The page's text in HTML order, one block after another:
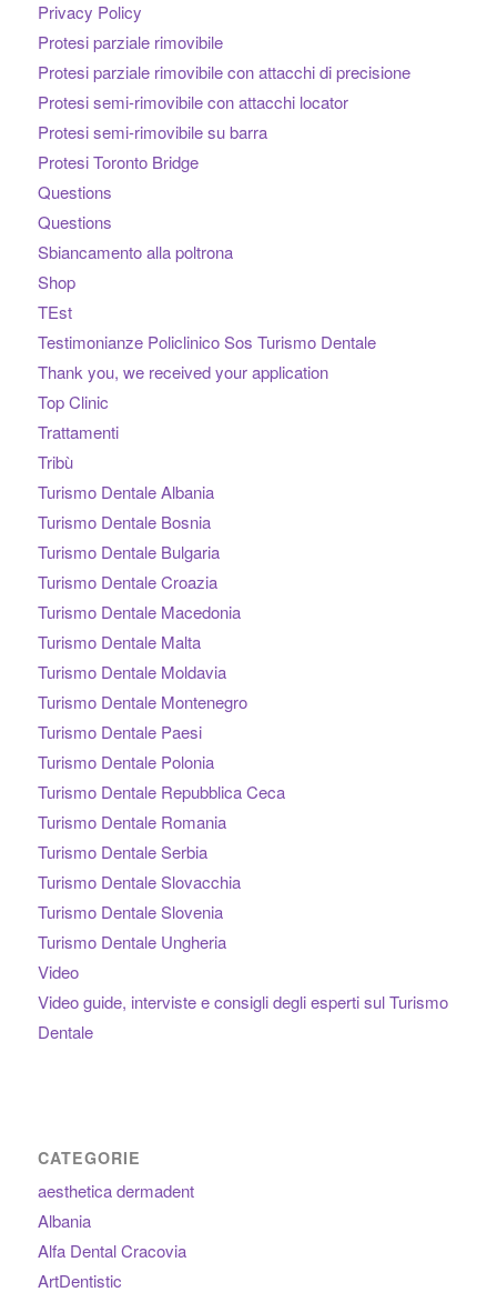
Privacy Policy
Protesi parziale rimovibile
Protesi parziale rimovibile con attacchi di precisione
Protesi semi-rimovibile con attacchi locator
Protesi semi-rimovibile su barra
Protesi Toronto Bridge
Questions
Questions
Sbiancamento alla poltrona
Shop
TEst
Testimonianze Policlinico Sos Turismo Dentale
Thank you, we received your application
Top Clinic
Trattamenti
Tribù
Turismo Dentale Albania
Turismo Dentale Bosnia
Turismo Dentale Bulgaria
Turismo Dentale Croazia
Turismo Dentale Macedonia
Turismo Dentale Malta
Turismo Dentale Moldavia
Turismo Dentale Montenegro
Turismo Dentale Paesi
Turismo Dentale Polonia
Turismo Dentale Repubblica Ceca
Turismo Dentale Romania
Turismo Dentale Serbia
Turismo Dentale Slovacchia
Turismo Dentale Slovenia
Turismo Dentale Ungheria
Video
Video guide, interviste e consigli degli esperti sul Turismo
Dentale
CATEGORIE
aesthetica dermadent
Albania
Alfa Dental Cracovia
ArtDentistic